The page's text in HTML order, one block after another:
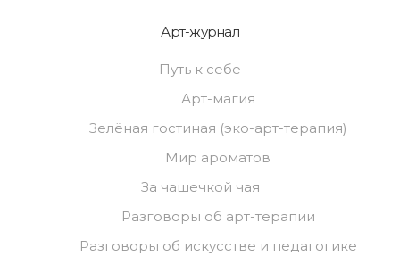
Арт-журнал
Путь к себе
Арт-магия
Зелёная гостиная (эко-арт-терапия)
Мир ароматов
За чашечкой чая
Разговоры об арт-терапии
Разговоры об искусстве и педагогике